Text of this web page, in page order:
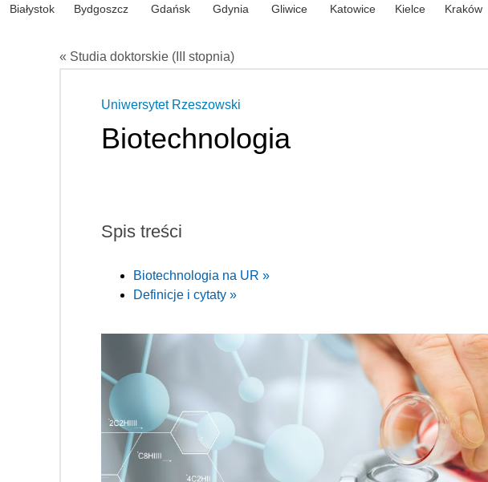
Białystok Bydgoszcz Gdańsk Gdynia Gliwice Katowice Kielce Kraków
« Studia doktorskie (III stopnia)
Uniwersytet Rzeszowski
Biotechnologia
Spis treści
Biotechnologia na UR »
Definicje i cytaty »